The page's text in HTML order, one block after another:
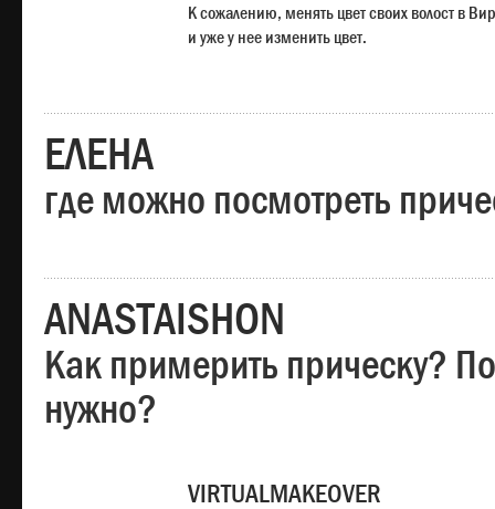
К сожалению, менять цвет своих волост в
и уже у нее изменить цвет.
ЕЛЕНА
где можно посмотреть
ANASTAISHON
Как примерить прическу?
нужно?
VIRTUALMAKEOVER